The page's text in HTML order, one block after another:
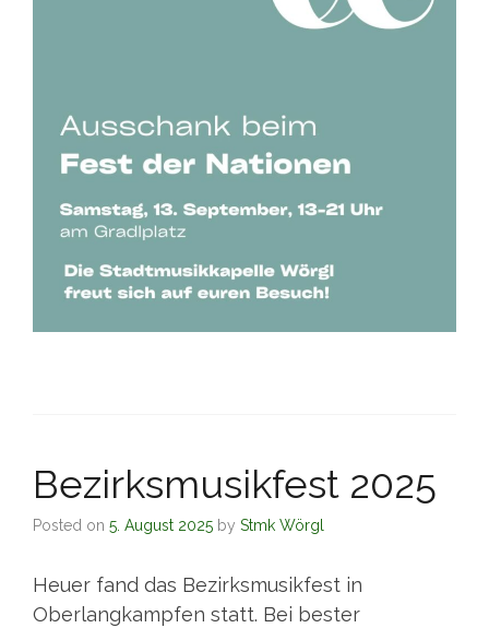
Bezirksmusikfest 2025
Posted on 5. August 2025 by Stmk Wörgl
Heuer fand das Bezirksmusikfest in
Oberlangkampfen statt. Bei bester